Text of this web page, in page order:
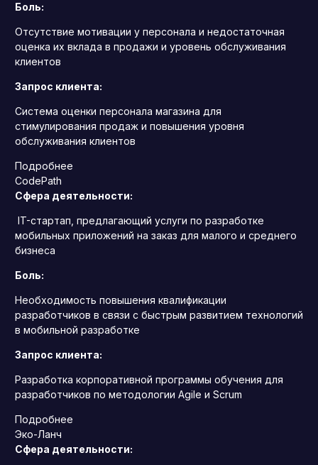
Боль:
Отсутствие мотивации у персонала и недостаточная
оценка их вклада в продажи и уровень обслуживания
клиентов
Запрос клиента:
Система оценки персонала магазина для
стимулирования продаж и повышения уровня
обслуживания клиентов
Подробнее
CodePath
Сфера деятельности:
IT-стартап, предлагающий услуги по разработке
мобильных приложений на заказ для малого и среднего
бизнеса
Боль:
Необходимость повышения квалификации
разработчиков в связи с быстрым развитием технологий
в мобильной разработке
Запрос клиента:
Разработка корпоративной программы обучения для
разработчиков по методологии Agile и Scrum
Подробнее
Эко-Ланч
Сфера деятельности: